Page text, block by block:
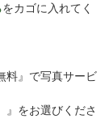
をカゴに入れてく
料』で写真サービ
』をお選びくださ